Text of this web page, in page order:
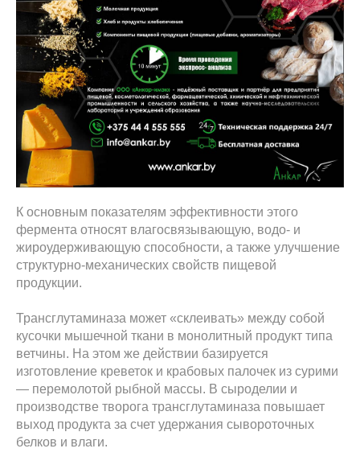
К основным показателям эффективности этого
фермента относят влагосвязывающую, водо- и
жироудерживающую способности, а также улучшение
структурно-механических свойств пищевой
продукции.
Трансглутаминаза может «склеивать» между собой
кусочки мышечной ткани в монолитный продукт типа
ветчины. На этом же действии базируется
изготовление креветок и крабовых палочек из сурими
— перемолотой рыбной массы. В сыроделии и
производстве творога трансглутаминаза повышает
выход продукта за счет удержания сывороточных
белков и влаги.